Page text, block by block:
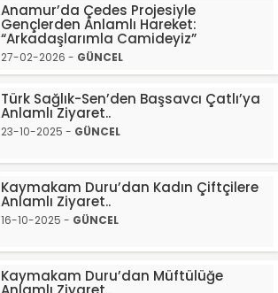
Anamur’da Çedes Projesiyle
Gençlerden Anlamlı Hareket:
“Arkadaşlarımla Camideyiz”
27-02-2026 - GÜNCEL
Türk Sağlık-Sen’den Başsavcı Çatlı’ya
Anlamlı Ziyaret..
23-10-2025 - GÜNCEL
Kaymakam Duru’dan Kadın Çiftçilere
Anlamlı Ziyaret..
16-10-2025 - GÜNCEL
Kaymakam Duru’dan Müftülüğe